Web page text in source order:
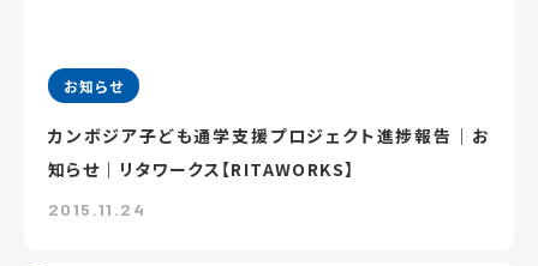
お知らせ
カンボジア子ども通学支援プロジェクト進捗報告｜お
知らせ｜リタワークス【RITAWORKS】
2015.11.24